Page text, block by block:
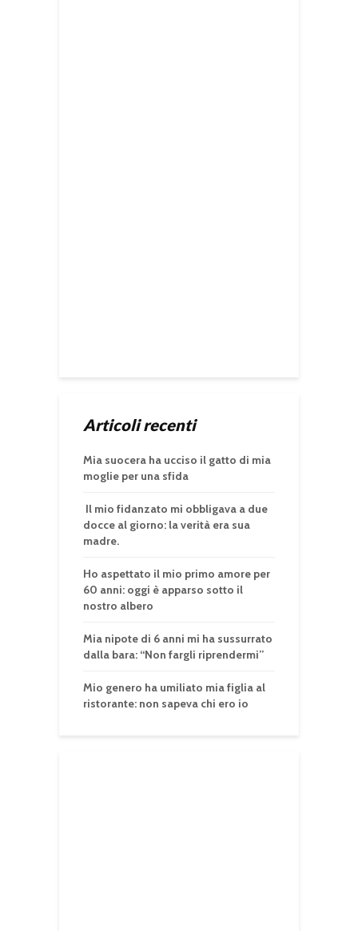
Articoli recenti
Mia suocera ha ucciso il gatto di mia
moglie per una sfida
Il mio fidanzato mi obbligava a due
docce al giorno: la verità era sua
madre.
Ho aspettato il mio primo amore per
60 anni: oggi è apparso sotto il
nostro albero
Mia nipote di 6 anni mi ha sussurrato
dalla bara: “Non fargli riprendermi”
Mio genero ha umiliato mia figlia al
ristorante: non sapeva chi ero io